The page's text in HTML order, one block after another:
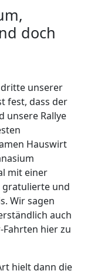
doch
unserer
fest, dass der
unsere Rallye
Hauswirt
mit einer
gratulierte und
Wir sagen
auch
Fahrten hier zu
hielt dann die